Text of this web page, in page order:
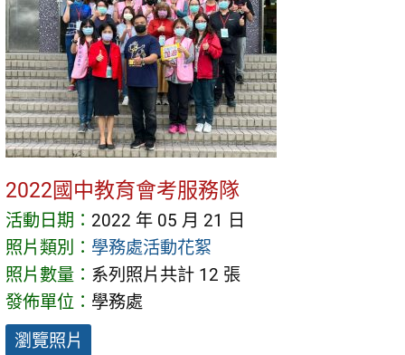
2022國中教育會考服務隊
活動日期： 2022 年 05 月 21 日
照片類別： 學務處活動花絮
照片數量： 系列照片共計 12 張
發佈單位： 學務處
瀏覽照片